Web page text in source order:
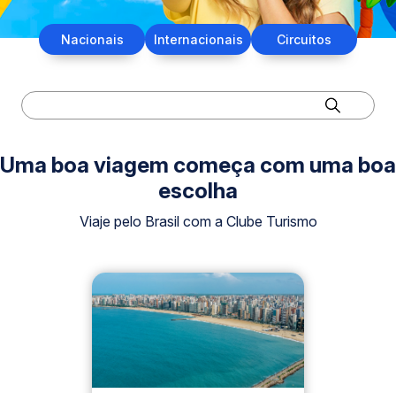
Nacionais Internacionais Circuitos
Uma boa viagem começa com uma boa
escolha
Viaje pelo Brasil com a Clube Turismo